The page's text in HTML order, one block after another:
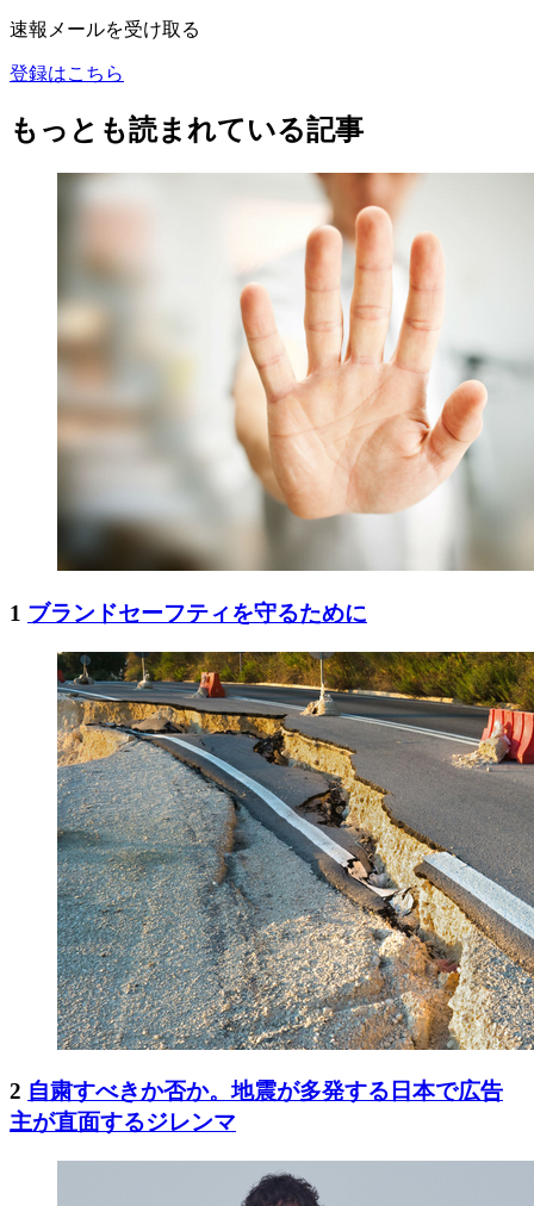
速報メールを受け取る
登録はこちら
もっとも読まれている記事
1 ブランドセーフティを守るために
2 自粛すべきか否か。地震が多発する日本で広告
主が直面するジレンマ